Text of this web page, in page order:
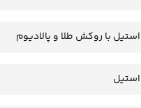
استیل با روکش طلا و پالادیوم
استیل